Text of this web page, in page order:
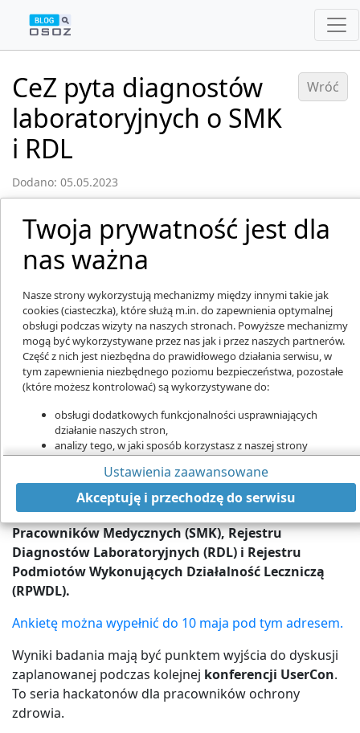
CeZ pyta diagnostów
laboratoryjnych o SMK
i RDL
Dodano: 05.05.2023
Wróć
Czy SMK spełnia Twoje oczekiwania? – pyta Centrum e-Zdrowia
Badanie satysfakcji z e-usług Centrum e-Zdrowia
ma na celu zebranie opinii na temat systemów
i rejestrów: Systemu Monitorowania Kształcenia
Pracowników Medycznych (SMK), Rejestru
Diagnostów Laboratoryjnych (RDL) i Rejestru
Podmiotów Wykonujących Działalność Leczniczą
(RPWDL).
Ankietę można wypełnić do 10 maja pod tym adresem.
Wyniki badania mają być punktem wyjścia do dyskusji
zaplanowanej podczas kolejnej konferencji UserCon.
To seria hackatonów dla pracowników ochrony
zdrowia.
Twoja prywatność jest dla
nas ważna
Nasze strony wykorzystują mechanizmy między innymi takie jak
cookies (ciasteczka), które służą m.in. do zapewnienia optymalnej
obsługi podczas wizyty na naszych stronach. Powyższe mechanizmy
mogą być wykorzystywane przez nas jak i przez naszych partnerów.
Część z nich jest niezbędna do prawidłowego działania serwisu, w
tym zapewnienia niezbędnego poziomu bezpieczeństwa, pozostałe
(które możesz kontrolować) są wykorzystywane do:
obsługi dodatkowych funkcjonalności usprawniających
działanie naszych stron,
analizy tego, w jaki sposób korzystasz z naszej strony
marketingu bezpośredniego,
udostępniania funkcji mediów społecznościowych.
Kliknij „Akceptuję i przechodzę do strony”, aby wyrazić zgodę
na przetwarzanie przez nas i naszych partnerów Twoich
danych w powyższych celach.
Pamiętaj, że wyrażenie zgody jest dobrowolne, a wyrażoną zgodę
możesz w każdej chwili cofnąć, możesz też wycofać zgodę na
przetwarzanie Twoich danych tylko w niektórych celach. Jeżeli
chcesz dowiedzieć się więcej lub chcesz przeprowadzić konfigurację
zaawansowanych”.
Więcej informacji na temat wykorzystywania narzędzi zewnętrznych
na naszych stronach znajdziesz wPolityce cookies.
Ustawienia zaawansowane
Akceptuję i przechodzę do serwisu